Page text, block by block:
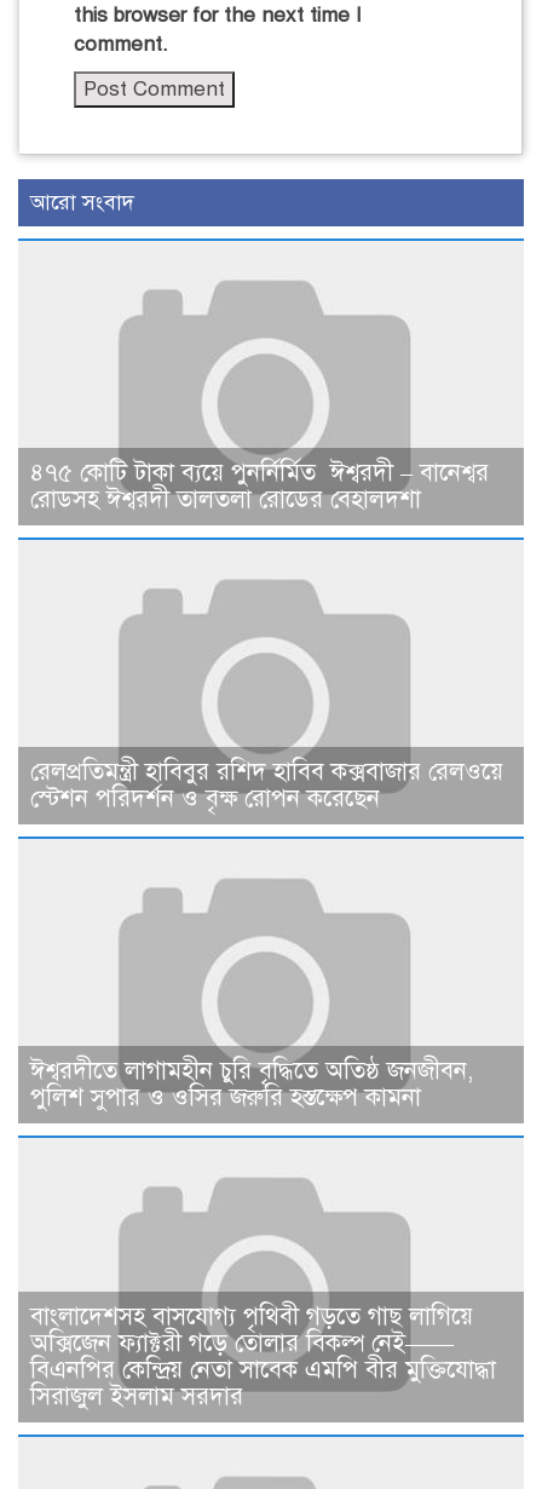
this browser for the next time I
comment.
আরো সংবাদ
৪৭৫ কোটি টাকা ব্যয়ে পুনর্নির্মিত ঈশ্বরদী – বানেশ্বর
রোডসহ ঈশ্বরদী তালতলা রোডের বেহালদশা
রেলপ্রতিমন্ত্রী হাবিবুর রশিদ হাবিব কক্সবাজার রেলওয়ে
স্টেশন পরিদর্শন ও বৃক্ষ রোপন করেছেন
ঈশ্বরদীতে লাগামহীন চুরি বৃদ্ধিতে অতিষ্ঠ জনজীবন,
পুলিশ সুপার ও ওসির জরুরি হস্তক্ষেপ কামনা ​
বাংলাদেশসহ বাসযোগ্য পৃথিবী গড়তে গাছ লাগিয়ে
অক্সিজেন ফ্যাক্টরী গড়ে তোলার বিকল্প নেই——
বিএনপির কেন্দ্রিয় নেতা সাবেক এমপি বীর মুক্তিযোদ্ধা
সিরাজুল ইসলাম সরদার